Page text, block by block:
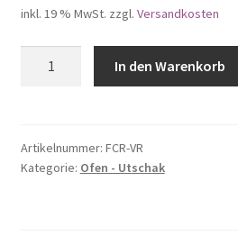
inkl. 19 % MwSt. zzgl. Versandkosten
Ø
ca.
In den Warenkorb
Artikelnummer: FCR-VR
Kategorie: Ofen - Utschak